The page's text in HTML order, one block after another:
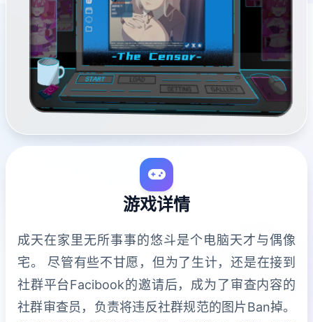
游戏详情
成天在家里无所事事的悠斗是个电脑天才与偶像
宅。 尽管有些不甘愿，但为了生计，还是在接到
社群平台Facibook的邀请后，成为了审查内容的
社群审查员，负责将违反社群规范的图片Ban掉。